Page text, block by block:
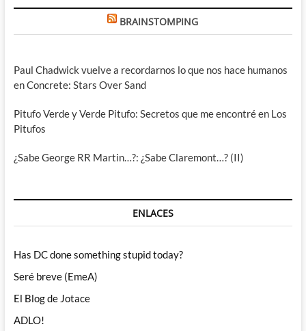
BRAINSTOMPING
Paul Chadwick vuelve a recordarnos lo que nos hace humanos
en Concrete: Stars Over Sand
Pitufo Verde y Verde Pitufo: Secretos que me encontré en Los
Pitufos
¿Sabe George RR Martin…?: ¿Sabe Claremont…? (II)
ENLACES
Has DC done something stupid today?
Seré breve (EmeA)
El Blog de Jotace
ADLO!